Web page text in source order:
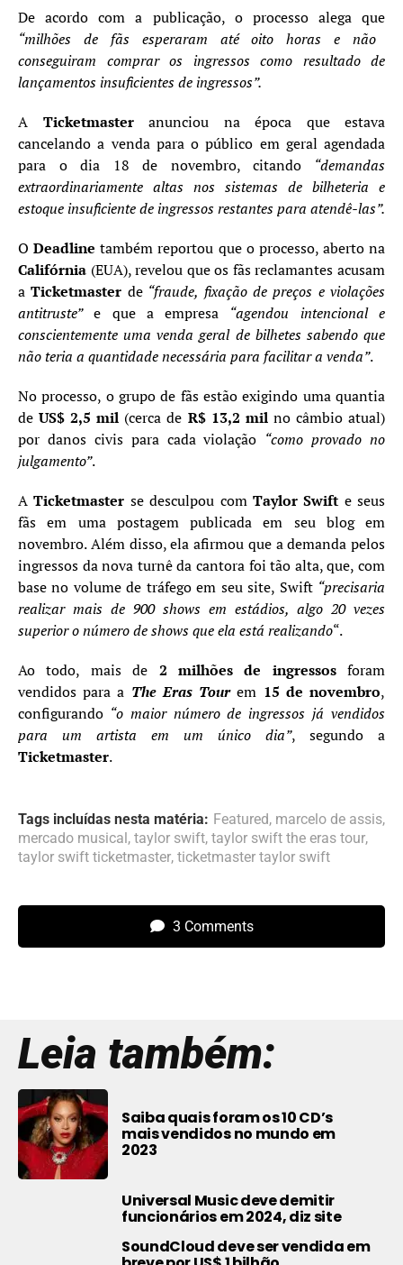
De acordo com a publicação, o processo alega que
“milhões de fãs esperaram até oito horas e não
conseguiram comprar os ingressos como resultado de
lançamentos insuficientes de ingressos”.
A Ticketmasteranunciou na época que estava
cancelando a venda para o público em geral agendada
para o dia 18 de novembro, citando “demandas
extraordinariamente altas nos sistemas de bilheteria e
estoque insuficiente de ingressos restantes para atendê-las”.
ODeadline também reportou que o processo, aberto na
Califórnia (EUA), revelou que os fãs reclamantes acusam
aTicketmaster de“fraude, fixação de preços e violações
antitruste”e que a empresa “agendou intencional e
conscientemente uma venda geral de bilhetes sabendo que
não teria a quantidade necessária para facilitar a venda”.
No processo, o grupo de fãs estão exigindo uma quantia
deUS$ 2,5 mil (cerca de R$ 13,2 milno câmbio atual)
por danos civis para cada violação “como provado no
julgamento”.
ATicketmaster se desculpou com Taylor Swift e seus
fãs em uma postagem publicada em seu blog em
novembro. Além disso, ela afirmou que a demanda pelos
ingressos da nova turnê da cantora foi tão alta, que, com
base no volume de tráfego em seu site, Swift “precisaria
realizar mais de 900 shows em estádios, algo 20 vezes
superior o número de shows que ela está realizando“.
Ao todo, mais de 2 milhões de ingressosforam
vendidos para a The Eras Tour em 15 de novembro,
configurando “o maior número de ingressos já vendidos
para um artista em um único dia”, segundo a
Ticketmaster.
Tags incluídas nesta matéria: Featured, marcelo de assis,
mercado musical, taylor swift, taylor swift the eras tour,
taylor swift ticketmaster, ticketmaster taylor swift
3 Comments
Leia também:
Saiba quais foram os 10 CD’s
mais vendidos no mundo em
2023
Universal Music deve demitir
funcionários em 2024, diz site
SoundCloud deve ser vendida em